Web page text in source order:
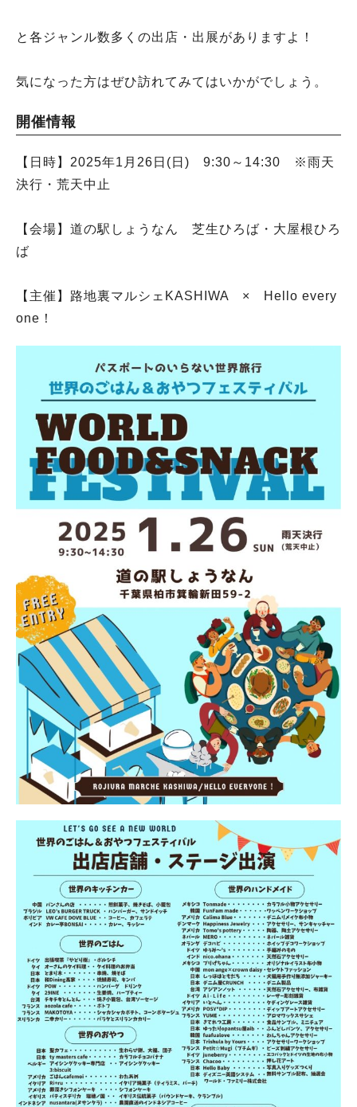
と各ジャンル数多くの出店・出展がありますよ！
気になった方はぜひ訪れてみてはいかがでしょう。
開催情報
【日時】2025年1月26日(日) 9:30～14:30 ※雨天
決行・荒天中止
【会場】道の駅しょうなん 芝生ひろば・大屋根ひろ
ば
【主催】路地裏マルシェKASHIWA × Hello every
one！